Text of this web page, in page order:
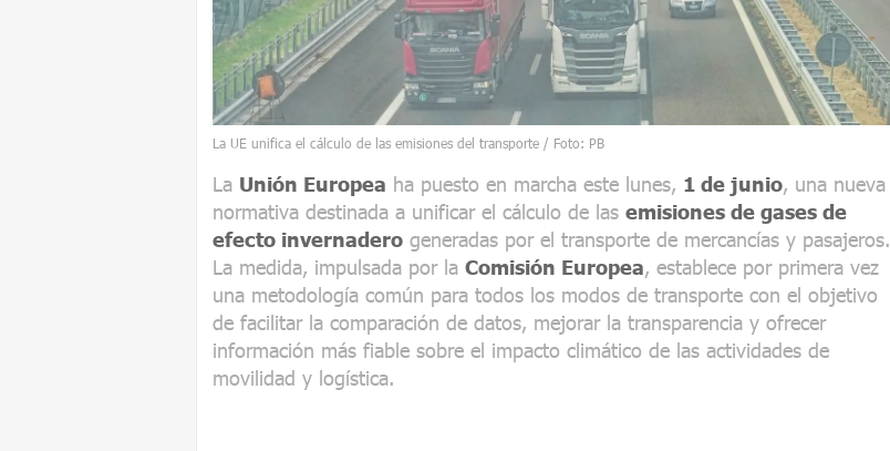
La UE unifica el cálculo de las emisiones del transporte / Foto: PB
La Unión Europea ha puesto en marcha este lunes, 1 de junio, una nueva
normativa destinada a unificar el cálculo de las emisiones de gases de
efecto invernadero generadas por el transporte de mercancías y pasajeros.
La medida, impulsada por la Comisión Europea, establece por primera vez
una metodología común para todos los modos de transporte con el objetivo
de facilitar la comparación de datos, mejorar la transparencia y ofrecer
información más fiable sobre el impacto climático de las actividades de
movilidad y logística.